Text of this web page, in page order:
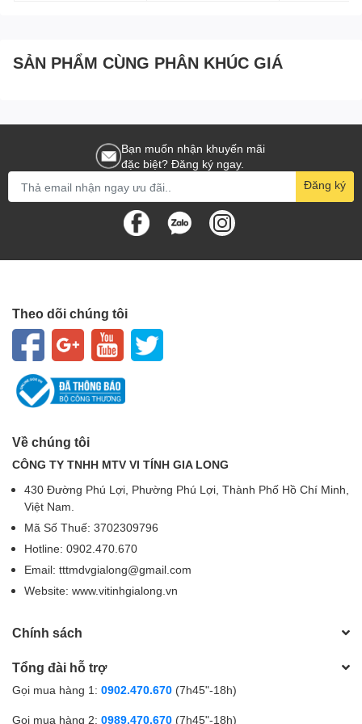
SẢN PHẨM CÙNG PHÂN KHÚC GIÁ
Bạn muốn nhận khuyến mãi
đặc biệt? Đăng ký ngay.
Đăng ký
Theo dõi chúng tôi
Về chúng tôi
CÔNG TY TNHH MTV VI TÍNH GIA LONG
430 Đường Phú Lợi, Phường Phú Lợi, Thành Phố Hồ Chí Minh,
Việt Nam.
Mã Số Thuế: 3702309796
Hotline: 0902.470.670
Email: tttmdvgialong@gmail.com
Website: www.vitinhgialong.vn
Chính sách
Tổng đài hỗ trợ
Gọi mua hàng 1: 0902.470.670 (7h45"-18h)
Gọi mua hàng 2: 0989.470.670 (7h45"-18h)